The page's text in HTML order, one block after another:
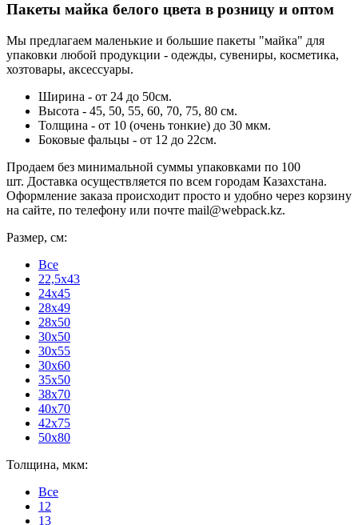
Пакеты майка белого цвета в розницу и оптом
Мы предлагаем маленькие и большие пакеты "майка" для
упаковки любой продукции - одежды, сувениры, косметика,
хозтовары, аксессуары.
Ширина - от 24 до 50см.
Высота - 45, 50, 55, 60, 70, 75, 80 см.
Толщина - от 10 (очень тонкие) до 30 мкм.
Боковые фальцы - от 12 до 22см.
Продаем без минимальной суммы упаковками по 100
шт. Доставка осуществляется по всем городам Казахстана.
Оформление заказа происходит просто и удобно через корзину
на сайте, по телефону или почте mail@webpack.kz.
Размер, см:
Все
22,5x43
24x45
28x49
28x50
30x50
30x55
30x60
35x50
38x70
40x70
42x75
50x80
Толщина, мкм:
Все
12
13